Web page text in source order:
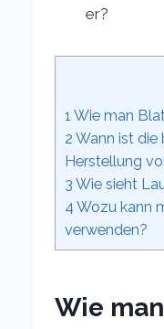
er?
1 Wie man
2 Wann ist die
Herstellung
3 Wie sieht
4 Wozu kann
verwenden?
Wie